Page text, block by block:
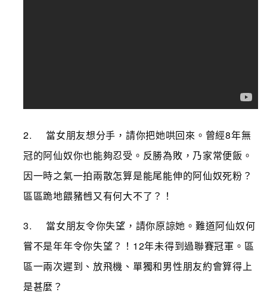
2. 當女朋友想分手，請你把她哄回來。曾經8年無
冠的阿仙奴你也能夠忍受。反勝為敗 ， 乃家常便飯。
因一時之氣一拍兩散怎算是能尾能伸的阿仙奴死粉 ？
區區跪地餵豬乸又有何大不了？！
3. 當女朋友令你失望，請你原諒她。難道阿仙奴何
嘗不是年年令你失望？！12年未得到過聯賽冠軍。區
區一兩次遲到、放飛機、單獨和男性朋友約會算得上
是甚麼？